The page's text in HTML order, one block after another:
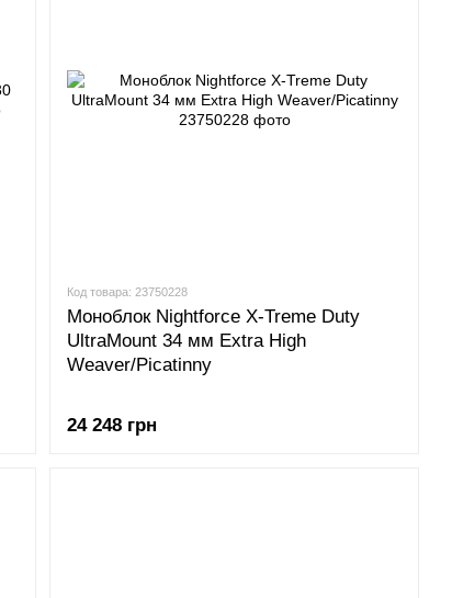
Код товара: 23750228
Моноблок Nightforce X-Treme Duty
UltraMount 34 мм Extra High
Weaver/Picatinny
24 248 грн